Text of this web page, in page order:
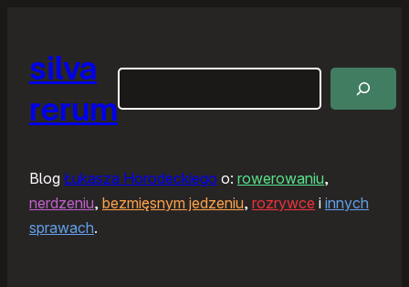
silva
rerum
Blog Łukasza Horodeckiego o: rowerowaniu,
nerdzeniu, bezmięsnym jedzeniu, rozrywce i innych
sprawach.